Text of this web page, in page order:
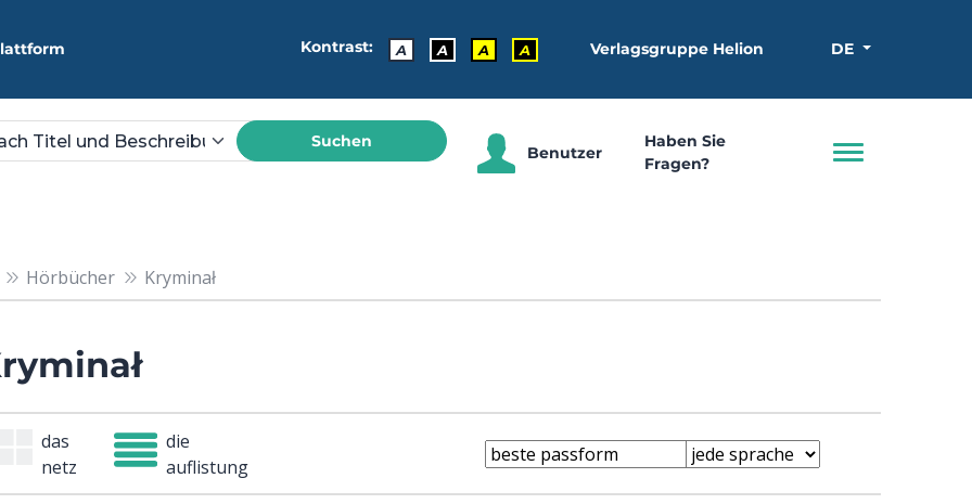
Kontrast: A A A A Verlagsgruppe Helion DE
Suchen
Benutzer
Haben Sie
Fragen?
Hörbücher Kryminał
das
netz
die
auflistung